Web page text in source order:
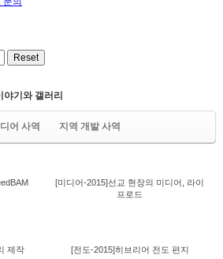
야기와 갤러리
어 사역 지역 개발 사역
[미디어-2015]선교 현장의 미디어, 라이
프로드
제작 [전도-2015]히브리어 전도 편지